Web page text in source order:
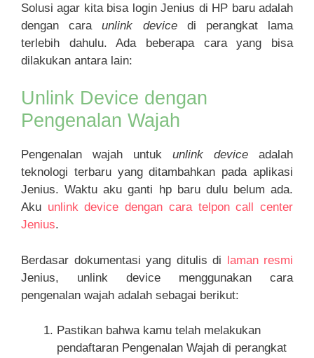
Solusi agar kita bisa login Jenius di HP baru adalah
dengan caraunlink devicedi perangkat lama
terlebih dahulu. Ada beberapa cara yang bisa
dilakukan antara lain:
Unlink Device dengan
Pengenalan Wajah
Pengenalan wajah untuk unlink device adalah
teknologi terbaru yang ditambahkan pada aplikasi
Jenius. Waktu aku ganti hp baru dulu belum ada.
Aku unlink device dengan cara telpon call center
Jenius.
Berdasar dokumentasi yang ditulis di laman resmi
Jenius, unlink device menggunakan cara
pengenalan wajah adalah sebagai berikut:
Pastikan bahwa kamu telah melakukan
pendaftaran Pengenalan Wajah di perangkat